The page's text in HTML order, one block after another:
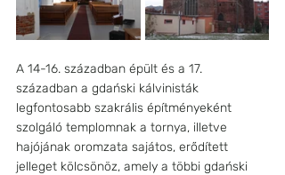
A 14-16. században épült és a 17.
században a gdański kálvinisták
legfontosabb szakrális építményeként
szolgáló templomnak a tornya, illetve
hajójának oromzata sajátos, erődített
jelleget kölcsönöz, amely a többi gdański